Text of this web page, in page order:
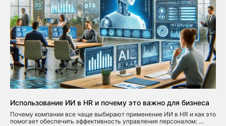
Использование ИИ в HR и почему это важно для бизнеса
Почему компании все чаще выбирают применение ИИ в HR и как это
помогает обеспечить эффективность управления персоналом: ...